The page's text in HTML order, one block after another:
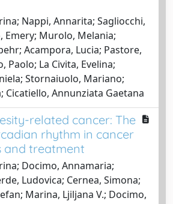
Nappi, Annarita; Sagliocchi,
Emery; Murolo, Melania;
Acampora, Lucia; Pastore,
Paolo; La Civita, Evelina;
Stornaiuolo, Mariano;
Cicatiello, Annunziata Gaetana
related cancer: The
rhythm in cancer
and treatment
Docimo, Annamaria;
Ludovica; Cernea, Simona;
Marina, Ljiljana V.; Docimo,